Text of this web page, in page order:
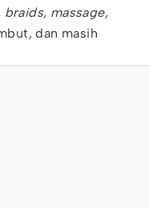
massage,
dan masih